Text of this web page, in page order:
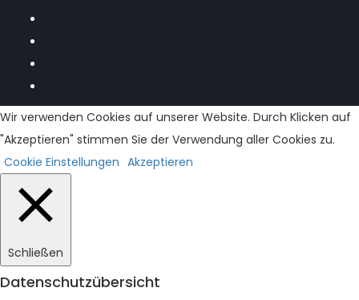
Wir verwenden Cookies auf unserer Website. Durch Klicken auf
"Akzeptieren" stimmen Sie der Verwendung aller Cookies zu.
Cookie Einstellungen Akzeptieren
Schließen
Datenschutzübersicht